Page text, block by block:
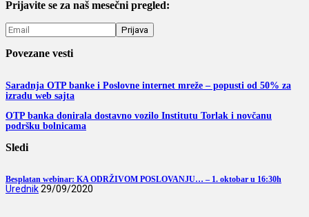
Prijavite se za naš mesečni pregled:
Povezane vesti
Saradnja OTP banke i Poslovne internet mreže – popusti od 50% za
izradu web sajta
OTP banka donirala dostavno vozilo Institutu Torlak i novčanu
podršku bolnicama
Sledi
Besplatan webinar: KA ODRŽIVOM POSLOVANJU… – 1. oktobar u 16:30h
Urednik29/09/2020